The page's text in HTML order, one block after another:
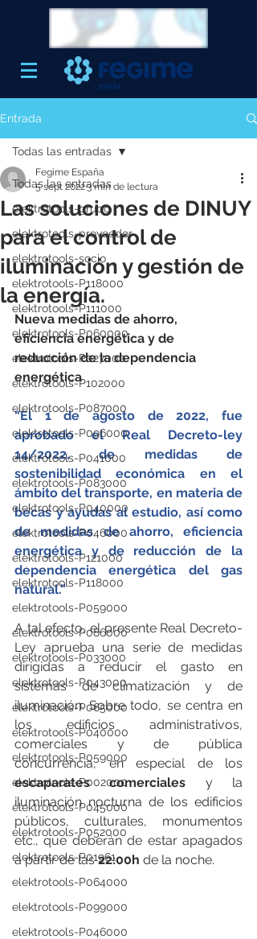
Entrada
Todas las entradas
elektrotools-grupo
elektrotools-proveedor
elektrotools-socio
elektrotools-P118000
elektrotools-P111000
elektrotools-P060000
elektrotools-P027000
elektrotools-P102000
elektrotools-P087000
elektrotools-P096000
elektrotools-P041000
elektrotools-P083000
elektrotools-P040000
elektrotools-P046000
elektrotools-P121000
elektrotools-P118000
elektrotools-P059000
elektrotools-P086000
elektrotools-P033000
elektrotools-P043000
elektrotools-P065000
elektrotools-P040000
elektrotools-P059000
elektrotools-P002000
elektrotools-P045000
elektrotools-P052000
elektrotools-P01961
elektrotools-P064000
elektrotools-P099000
elektrotools-P046000
Todas las entradas
Las soluciones de DINUY
para el control de
iluminación y gestión de
la energía.
Fegime España
5 sept 20223 min de lectura
Nueva medidas de ahorro,
eficiencia energética y de
reducción de la dependencia
energética
“El 1 de agosto de 2022, fue
aprobado el Real Decreto-ley
14/2022, de medidas de
sostenibilidad económica en el
ámbito del transporte, en materia de
becas y ayudas al estudio, así como
de medidas de ahorro, eficiencia
energética y de reducción de la
dependencia energética del gas
natural.”
A tal efecto, el presente Real Decreto-
Ley aprueba una serie de medidas
dirigidas a reducir el gasto en
sistemas de climatización y de
iluminación. Sobre todo, se centra en
los edificios administrativos,
comerciales y de pública
escaparates comerciales y la
iluminación nocturna de los edificios
públicos, culturales, monumentos
etc., que deberán de estar apagados
a partir de las 22:00h de la noche.